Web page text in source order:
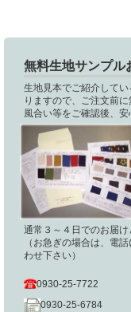
無料生地サンプル
生地見本でご紹介して
りますので、ご注文前
風合い等をご確認後、安
通常３～４日でのお届け
（お急ぎの場合は、電
わせ下さい）
0930-25-7722
0930-25-6784